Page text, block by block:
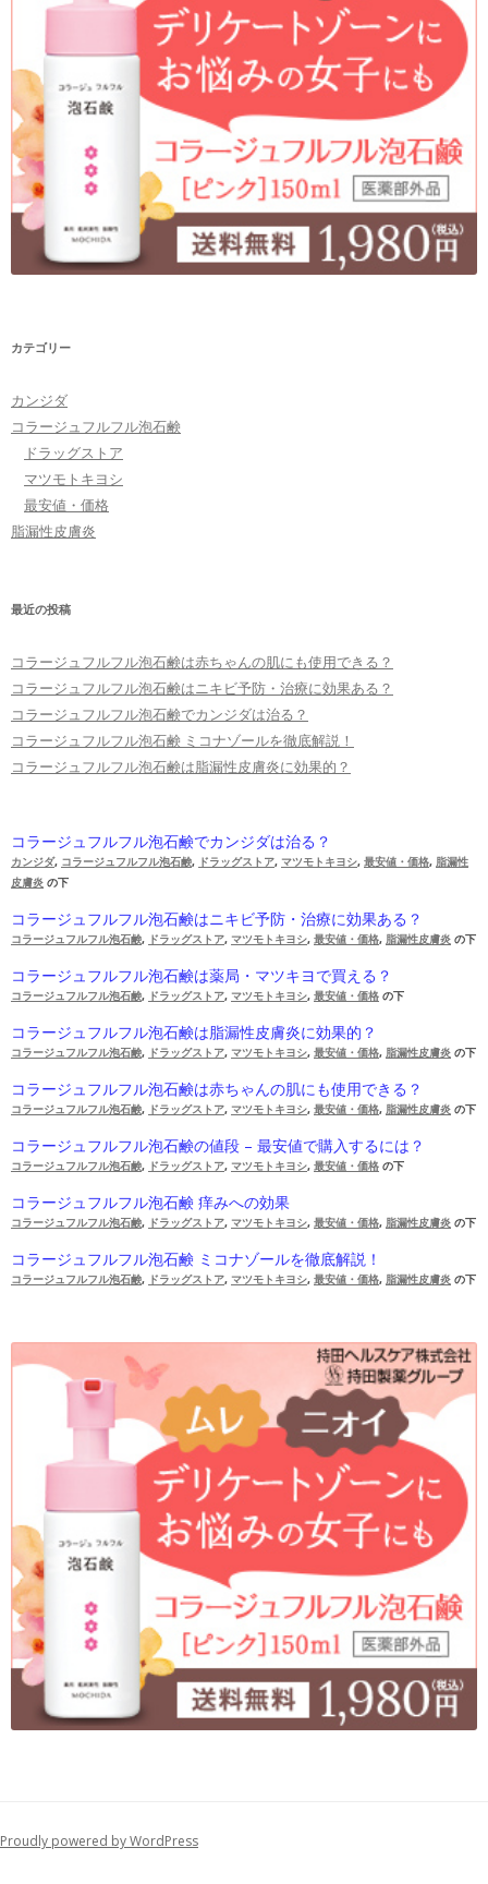
カテゴリー
カンジダ
コラージュフルフル泡石鹸
ドラッグストア
マツモトキヨシ
最安値・価格
脂漏性皮膚炎
最近の投稿
コラージュフルフル泡石鹸は赤ちゃんの肌にも使用できる？
コラージュフルフル泡石鹸はニキビ予防・治療に効果ある？
コラージュフルフル泡石鹸でカンジダは治る？
コラージュフルフル泡石鹸 ミコナゾールを徹底解説！
コラージュフルフル泡石鹸は脂漏性皮膚炎に効果的？
コラージュフルフル泡石鹸でカンジダは治る？
カンジダ, コラージュフルフル泡石鹸, ドラッグストア, マツモトキヨシ, 最安値・価格, 脂漏性
皮膚炎 の下
コラージュフルフル泡石鹸はニキビ予防・治療に効果ある？
コラージュフルフル泡石鹸, ドラッグストア, マツモトキヨシ, 最安値・価格, 脂漏性皮膚炎 の下
コラージュフルフル泡石鹸は薬局・マツキヨで買える？
コラージュフルフル泡石鹸, ドラッグストア, マツモトキヨシ, 最安値・価格 の下
コラージュフルフル泡石鹸は脂漏性皮膚炎に効果的？
コラージュフルフル泡石鹸, ドラッグストア, マツモトキヨシ, 最安値・価格, 脂漏性皮膚炎 の下
コラージュフルフル泡石鹸は赤ちゃんの肌にも使用できる？
コラージュフルフル泡石鹸, ドラッグストア, マツモトキヨシ, 最安値・価格, 脂漏性皮膚炎 の下
コラージュフルフル泡石鹸の値段 – 最安値で購入するには？
コラージュフルフル泡石鹸, ドラッグストア, マツモトキヨシ, 最安値・価格 の下
コラージュフルフル泡石鹸 痒みへの効果
コラージュフルフル泡石鹸, ドラッグストア, マツモトキヨシ, 最安値・価格, 脂漏性皮膚炎 の下
コラージュフルフル泡石鹸 ミコナゾールを徹底解説！
コラージュフルフル泡石鹸, ドラッグストア, マツモトキヨシ, 最安値・価格, 脂漏性皮膚炎 の下
Proudly powered by WordPress